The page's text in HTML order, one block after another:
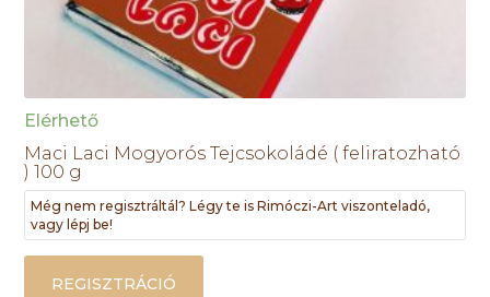
Elérhető
Maci Laci Mogyorós Tejcsokoládé ( feliratozható
) 100 g
Még nem regisztráltál? Légy te is Rimóczi-Art viszonteladó,
vagy lépj be!
REGISZTRÁCIÓ